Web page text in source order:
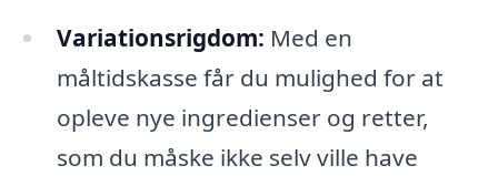
Variationsrigdom: Med en
måltidskasse får du mulighed for at
opleve nye ingredienser og retter,
som du måske ikke selv ville have